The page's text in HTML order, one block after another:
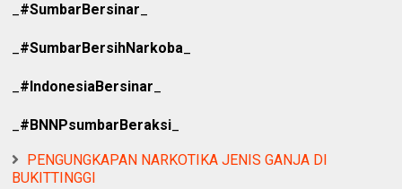
#SumbarBersinar
#SumbarBersihNarkoba
#IndonesiaBersinar
#BNNPsumbarBeraksi
PENGUNGKAPAN NARKOTIKA JENIS GANJA DI
BUKITTINGGI